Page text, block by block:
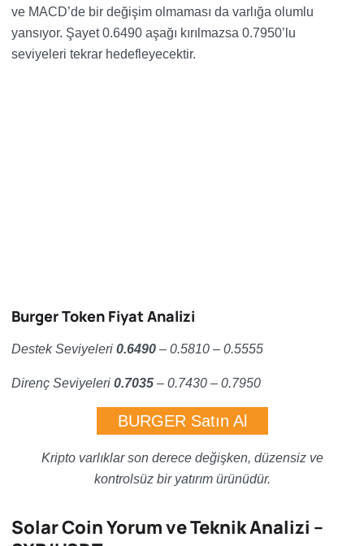
ve MACD’de bir değişim olmaması da varlığa olumlu
yansıyor. Şayet 0.6490 aşağı kırılmazsa 0.7950’lu
seviyeleri tekrar hedefleyecektir.
Burger Token Fiyat Analizi
Destek Seviyeleri 0.6490 – 0.5810 – 0.5555
Direnç Seviyeleri 0.7035 – 0.7430 – 0.7950
BURGER Satın Al
Kripto varlıklar son derece değişken, düzensiz ve
kontrolsüz bir yatırım ürünüdür.
Solar Coin Yorum ve Teknik Analizi –